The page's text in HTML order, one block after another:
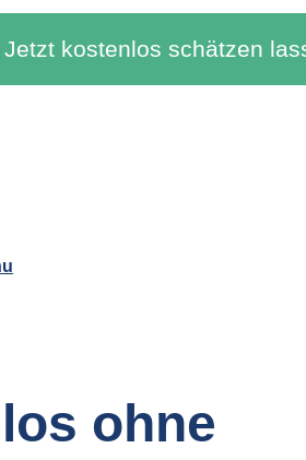
Jetzt kostenlos schätzen
ohne